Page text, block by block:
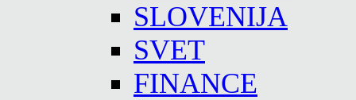
SLOVENIJA
SVET
FINANCE